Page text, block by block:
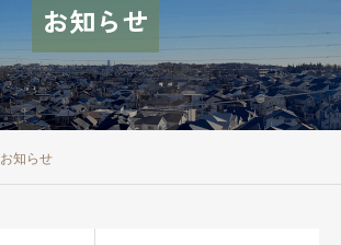
お知らせ
お知らせ